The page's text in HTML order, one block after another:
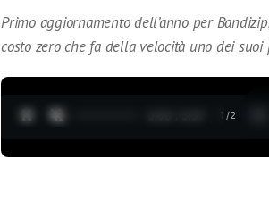
Primo aggiornamento dell’anno per
costo zero che fa della velocità uno dei
1 /2